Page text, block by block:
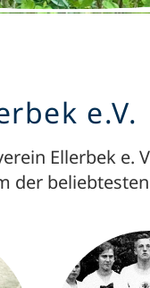
e.V.
Ellerbek e.
der